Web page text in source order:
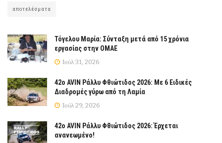
αποτελέσματα
Τόγελου Μαρία: Σύνταξη μετά από 15 χρόνια
εργασίας στην ΟΜΑΕ
Ιούλ 31, 2026
42ο AVIN Ράλλυ Φθιώτιδος 2026: Με 6 Ειδικές
Διαδρομές γύρω από τη Λαμία
Ιούλ 29, 2026
42ο AVIN Ράλλυ Φθιώτιδος 2026: Έρχεται
ανανεωμένο!